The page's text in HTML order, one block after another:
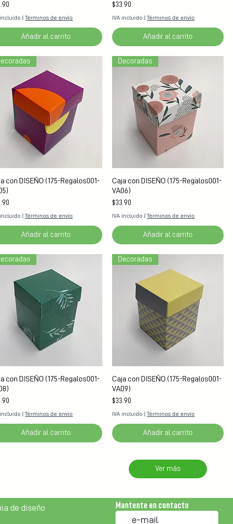
incluido |Términos de envío
Añadir al carrito
Precio
$33.90
IVA incluido |Términos de envío
Añadir al carrito
Vista rápida
con DISEÑO (175-Regalos001-
incluido |Términos de envío
Añadir al carrito
Vista rápida
Decoradas
Caja con DISEÑO (175-Regalos001-
VA06)
Precio
$33.90
IVA incluido |Términos de envío
Añadir al carrito
Vista rápida
con DISEÑO (175-Regalos001-
incluido |Términos de envío
Añadir al carrito
Vista rápida
Decoradas
Caja con DISEÑO (175-Regalos001-
VA09)
Precio
$33.90
IVA incluido |Términos de envío
Añadir al carrito
Ver más
de diseño Mantente en contacto